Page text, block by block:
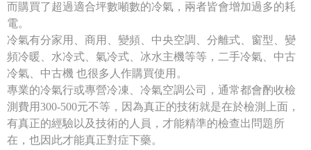
而購買了超過適合坪數噸數的冷氣，兩者皆會增加過多的耗
電。
冷氣有分家用、商用、變頻、中央空調、分離式、窗型、變
頻冷暖、水冷式、氣冷式、冰水主機等等，二手冷氣、中古
冷氣、中古機 也很多人作購買使用。
專業的冷氣行或專營冷凍、冷氣空調公司，通常都會酌收檢
測費用300-500元不等，因為真正的技術就是在於檢測上面，
有真正的經驗以及技術的人員，才能精準的檢查出問題所
在，也因此才能真正對症下藥。